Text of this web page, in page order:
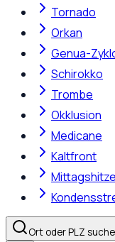
Tornado
Orkan
Genua-
Schirokko
Trombe
Okklusion
Medicane
Kaltfront
Mittagshitze
Ort oder PLZ